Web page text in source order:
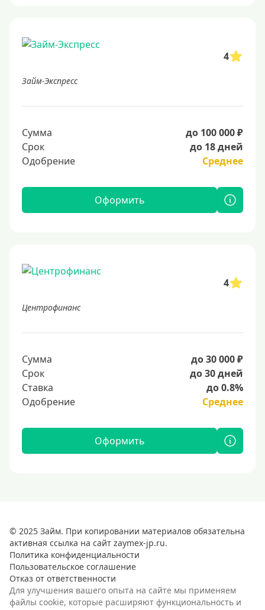
4
Займ-Экспресс
Сумма
до 100 000 ₽
Срок
до 18 дней
Одобрение
Среднее
Оформить
4
Центрофинанс
Сумма
до 30 000 ₽
Срок
до 30 дней
Ставка
до 0.8%
Одобрение
Среднее
Оформить
© 2025 Займ. При копировании материалов обязательна
активная ссылка на сайт zaymex-jp.ru.
Политика конфиденциальности
Пользовательское соглашение
Отказ от ответственности
Для улучшения вашего опыта на сайте мы применяем
файлы cookie, которые расширяют функциональность и